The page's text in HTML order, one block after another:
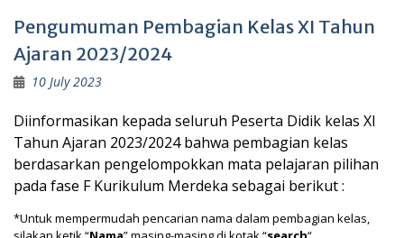
Pengumuman Pembagian Kelas XI Tahun
Ajaran 2023/2024
10 July 2023
Diinformasikan kepada seluruh Peserta Didik kelas XI
Tahun Ajaran 2023/2024 bahwa pembagian kelas
berdasarkan pengelompokkan mata pelajaran pilihan
pada fase F Kurikulum Merdeka sebagai berikut :
*Untuk mempermudah pencarian nama dalam pembagian kelas,